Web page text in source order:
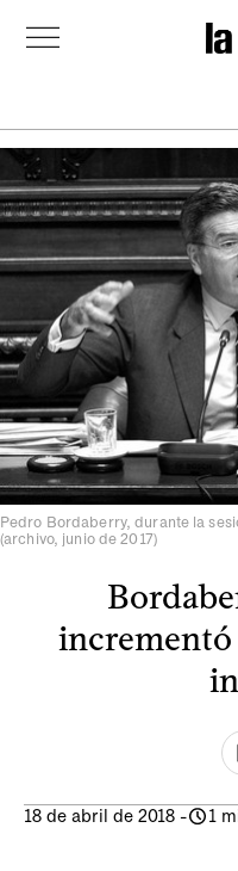
Pedro Bordaberry, durante la
(archivo, junio de 2017)
incrementó
18 de abril de 2018 - 1